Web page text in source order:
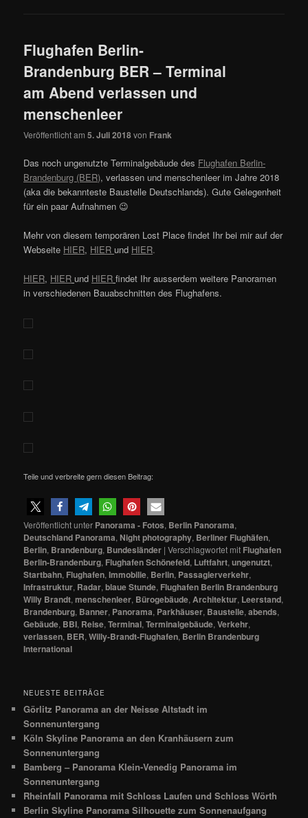
Flughafen Berlin-
Brandenburg BER – Terminal
am Abend verlassen und
menschenleer
Veröffentlicht am5. Juli 2018von Frank
Das noch ungenutzte Terminalgebäude des Flughafen Berlin-
Brandenburg (BER), verlassen und menschenleer im Jahre 2018
(aka die bekannteste Baustelle Deutschlands). Gute Gelegenheit
für ein paar Aufnahmen 😉
Mehr von diesem temporären Lost Place findet Ihr bei mir auf der
Webseite HIER, HIERund HIER.
HIER, HIER und HIER findet Ihr ausserdem weitere Panoramen
in verschiedenen Bauabschnitten des Flughafens.
Teile und verbreite gern diesen Beitrag:
Veröffentlicht unter Panorama - Fotos, Berlin Panorama,
Deutschland Panorama, Night photography, Berliner Flughäfen,
Berlin, Brandenburg, Bundesländer |Verschlagwortet mit Flughafen
Berlin-Brandenburg, Flughafen Schönefeld, Luftfahrt,ungenutzt,
Startbahn, Flughafen,Immobilie, Berlin, Passagierverkehr,
Infrastruktur, Radar,blaue Stunde, Flughafen Berlin Brandenburg
Willy Brandt,menschenleer, Bürogebäude, Architektur, Leerstand,
Brandenburg, Banner, Panorama, Parkhäuser, Baustelle,abends,
Gebäude, BBI, Reise,Terminal,Terminalgebäude,Verkehr,
verlassen, BER,Willy-Brandt-Flughafen, Berlin Brandenburg
International
NEUESTE BEITRÄGE
Görlitz Panorama an der Neisse Altstadt im
Sonnenuntergang
Köln Skyline Panorama an den Kranhäusern zum
Sonnenuntergang
Bamberg – Panorama Klein-Venedig Panorama im
Sonnenuntergang
Rheinfall Panorama mit Schloss Laufen und Schloss Wörth
Berlin Skyline Panorama Silhouette zum Sonnenaufgang